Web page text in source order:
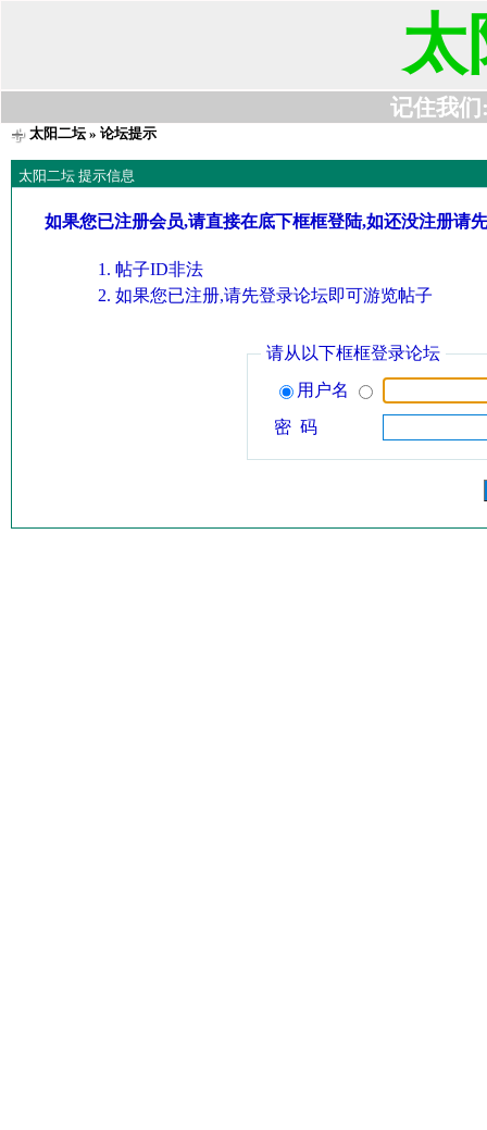
太
记住我们
太阳二坛» 论坛提示
太阳二坛 提示信息
如果您已注册会员,请直接在底下框框登陆,如还没注册请
帖子ID非法
如果您已注册,请先登录论坛即可游览帖子
请从以下框框登录论坛
用户名
密 码